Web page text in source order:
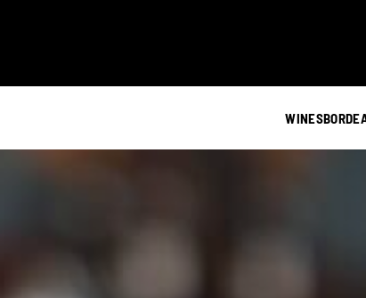
WINES